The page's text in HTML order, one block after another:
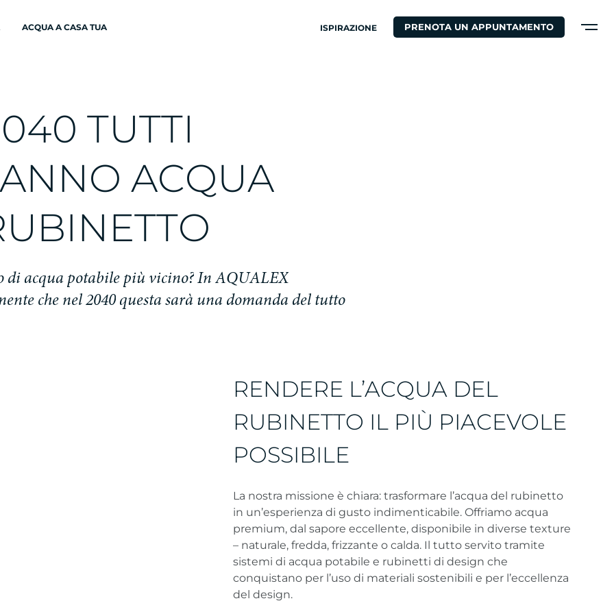
ACQUA A CASA TUA ISPIRAZIONE PRENOTA UN APPUNTAMENTO
040 TUTTI
ANNO ACQUA
UBINETTO
di acqua potabile più vicino? In AQUALEX
ente che nel 2040 questa sarà una domanda del tutto
RENDERE L’ACQUA DEL
RUBINETTO IL PIÙ PIACEVOLE
POSSIBILE
La nostra missione è chiara: trasformare l’acqua del rubinetto
in un’esperienza di gusto indimenticabile. Offriamo acqua
premium, dal sapore eccellente, disponibile in diverse texture
– naturale, fredda, frizzante o calda. Il tutto servito tramite
sistemi di acqua potabile e rubinetti di design che
conquistano per l’uso di materiali sostenibili e per l’eccellenza
del design.